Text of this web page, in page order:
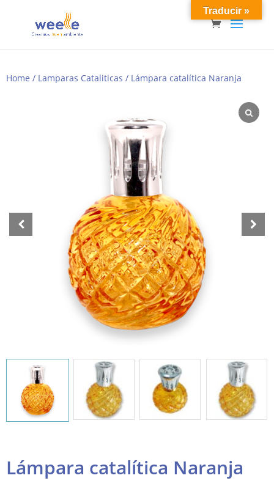
Home / Lamparas Cataliticas / Lámpara catalítica Naranja
Lámpara catalítica Naranja
Traducir »